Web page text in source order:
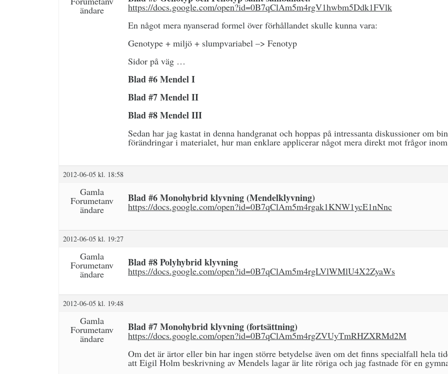
ändare
https://docs.google.com/open?id=0B7qClAm5m4rgV1hwbm5Ddk1FVlk
En något mera nyanserad formel över förhållandet skulle kunna vara:
Genotype + miljö + slumpvariabel –> Fenotyp
Sidor på väg …
Blad #6 Mendel I
Blad #7 Mendel II
Blad #8 Mendel III
Sedan har jag kastat in denna handgranat och hoppas på intressanta diskussioner om
förändringar i materialet, hur man enklare applicerar något mera direkt mot frågor
2012-06-05 kl. 18:58
Gamla
Forumetanv
ändare
Blad #6 Monohybrid klyvning (Mendelklyvning)
https://docs.google.com/open?id=0B7qClAm5m4rgak1KNW1ycE1nNnc
2012-06-05 kl. 19:27
Gamla
Forumetanv
ändare
Blad #8 Polyhybrid klyvning
https://docs.google.com/open?id=0B7qClAm5m4rgLVlWMlU4X2ZyaWs
2012-06-05 kl. 19:48
Gamla
Forumetanv
ändare
Blad #7 Monohybrid klyvning (fortsättning)
https://docs.google.com/open?id=0B7qClAm5m4rgZVUyTmRHZXRMd2M
Om det är ärtor eller bin har ingen större betydelse även om det finns specialfall hela
att Eigil Holm beskrivning av Mendels lagar är lite röriga och jag fastnade för en